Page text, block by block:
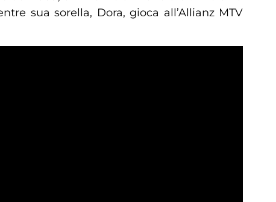
sua sorella, Dora, gioca all’Allianz MTV